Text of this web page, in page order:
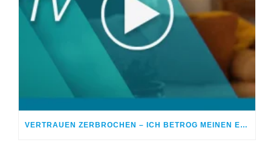
VERTRAUEN ZERBROCHEN – ICH BETROG MEINEN EHEPARTNER